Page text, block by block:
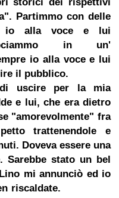
storici dei rispettivi
Partimmo con delle
io alla voce e lui
in un'
io alla voce e lui
il pubblico.
uscire per la mia
e lui, che era dietro
"amorevolmente" fra
trattenendole e
Doveva essere una
Sarebbe stato un bel
mi annunciò ed io
riscaldate.